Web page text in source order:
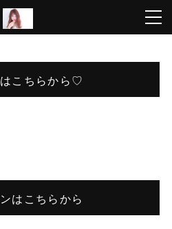
こちらから♡
はこちらから